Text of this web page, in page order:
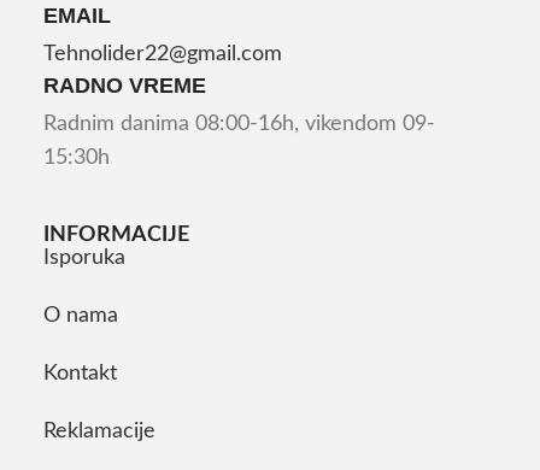
EMAIL
Tehnolider22@gmail.com
RADNO VREME
Radnim danima 08:00-16h, vikendom 09-
15:30h
INFORMACIJE
Isporuka
O nama
Kontakt
Reklamacije